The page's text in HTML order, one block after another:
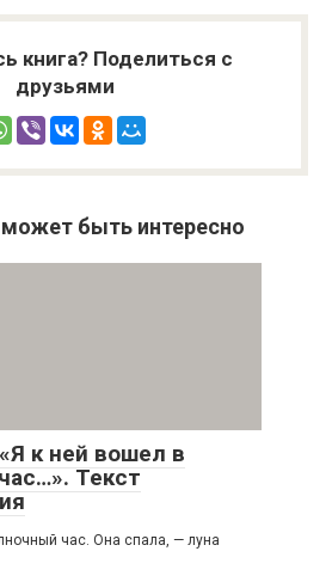
книга? Поделиться с
друзьями
быть интересно
к ней вошел в
Текст
час. Она спала, — луна